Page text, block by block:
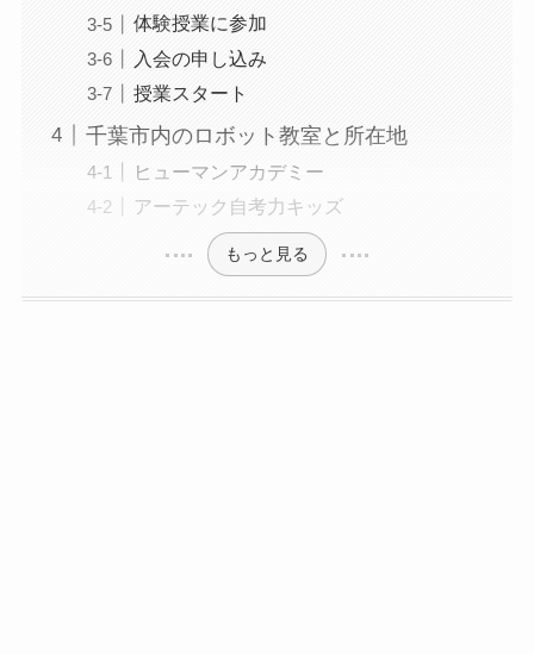
体験授業に参加
入会の申し込み
授業スタート
千葉市内のロボット教室と所在地
ヒューマンアカデミー
アーテック自考力キッズ
もっと見る